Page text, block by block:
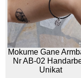
Mokume Gane
Nr AB-02
Unikat